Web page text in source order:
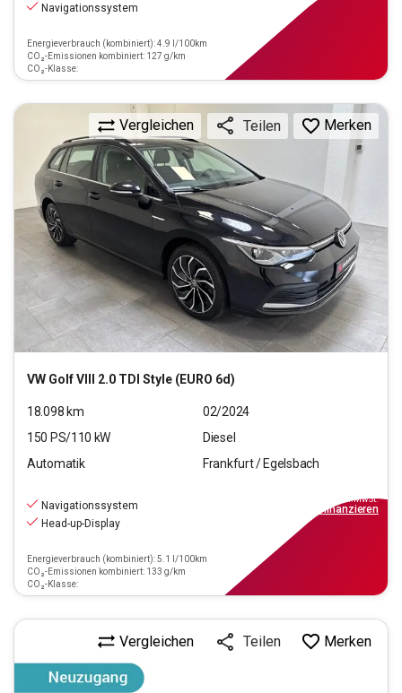
Navigationssystem
Energieverbrauch (kombiniert): 4.9 l/100km
CO₂-Emissionen kombiniert: 127 g/km
CO₂-Klasse:
VW Golf VIII 2.0 TDI Style (EURO 6d)
Vergleichen Teilen Merken
18.098 km
02/2024
150 PS/110 kW
Diesel
Automatik
Frankfurt / Egelsbach
Navigationssystem
Head-up-Display
Energieverbrauch (kombiniert): 5.1 l/100km
CO₂-Emissionen kombiniert: 133 g/km
CO₂-Klasse:
inkl.MwSt.
finanzieren
Vergleichen Teilen Merken